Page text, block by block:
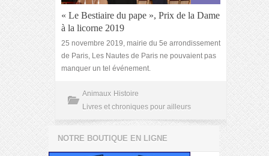
« Le Bestiaire du pape », Prix de la Dame
à la licorne 2019
25 novembre 2019, mairie du 5e arrondissement
de Paris, Les Nautes de Paris ne pouvaient pas
manquer un tel événement.
Animaux Histoire
Livres et chroniques pour ailleurs
NOTRE BOUTIQUE EN LIGNE